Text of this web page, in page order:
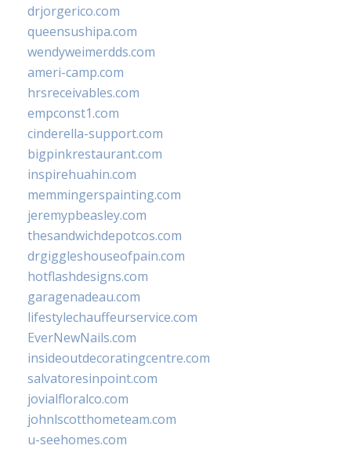
drjorgerico.com
queensushipa.com
wendyweimerdds.com
ameri-camp.com
hrsreceivables.com
empconst1.com
cinderella-support.com
bigpinkrestaurant.com
inspirehuahin.com
memmingerspainting.com
jeremypbeasley.com
thesandwichdepotcos.com
drgiggleshouseofpain.com
hotflashdesigns.com
garagenadeau.com
lifestylechauffeurservice.com
EverNewNails.com
insideoutdecoratingcentre.com
salvatoresinpoint.com
jovialfloralco.com
johnlscotthometeam.com
u-seehomes.com